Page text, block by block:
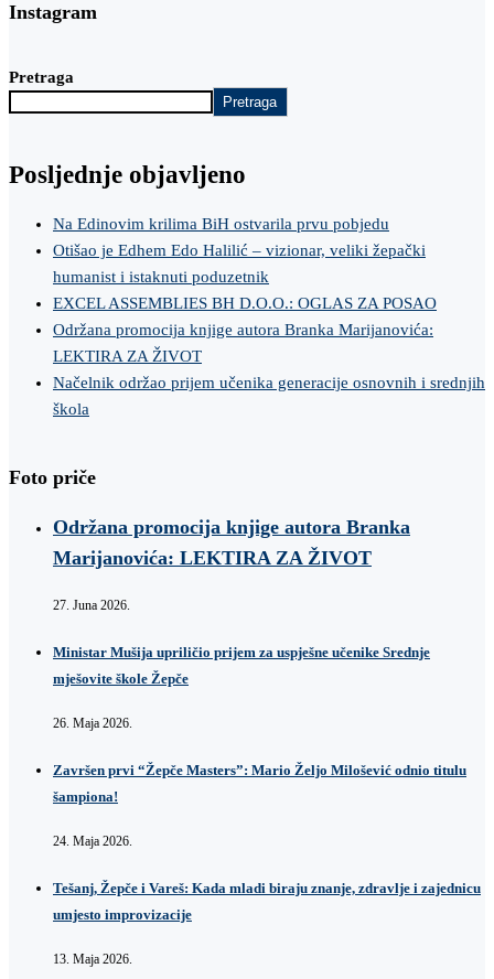
Instagram
Pretraga
Pretraga
Posljednje objavljeno
Na Edinovim krilima BiH ostvarila prvu pobjedu
Otišao je Edhem Edo Halilić – vizionar, veliki žepački
humanist i istaknuti poduzetnik
EXCEL ASSEMBLIES BH D.O.O.: OGLAS ZA POSAO
Održana promocija knjige autora Branka Marijanovića:
LEKTIRA ZA ŽIVOT
Načelnik održao prijem učenika generacije osnovnih i srednjih
škola
Foto priče
Održana promocija knjige autora Branka
Marijanovića: LEKTIRA ZA ŽIVOT
27. Juna 2026.
Ministar Mušija upriličio prijem za uspješne učenike Srednje
mješovite škole Žepče
26. Maja 2026.
Završen prvi “Žepče Masters”: Mario Željo Milošević odnio titulu
šampiona!
24. Maja 2026.
Tešanj, Žepče i Vareš: Kada mladi biraju znanje, zdravlje i zajednicu
umjesto improvizacije
13. Maja 2026.